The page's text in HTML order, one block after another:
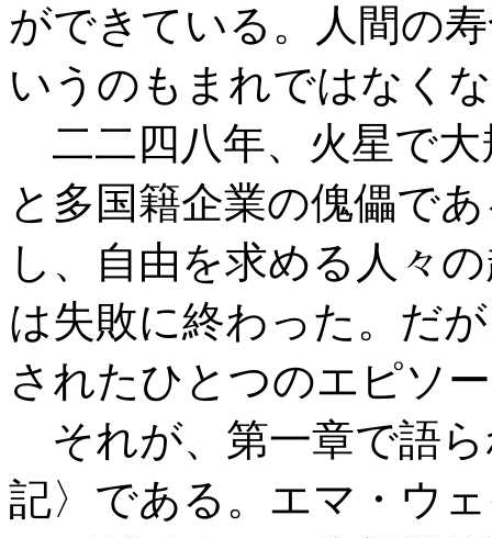
ができている。人間の
いうのもまれではなく
二二四八年、火星で大
と多国籍企業の傀儡で
し、自由を求める人々
は失敗に終わった。だ
されたひとつのエピソ
それが、第一章で語
記〉である。エマ・ウ